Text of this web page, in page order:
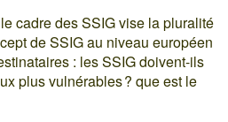
cadre des SSIG vise la pluralité
de SSIG au niveau européen
: les SSIG doivent-ils
plus vulnérables ? que est le